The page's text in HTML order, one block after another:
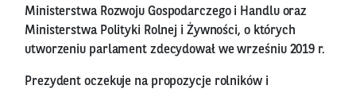
Ministerstwa Rozwoju Gospodarczego i Handlu oraz
Ministerstwa Polityki Rolnej i Żywności, o których
utworzeniu parlament zdecydował we wrześniu 2019 r.
Prezydent oczekuje na propozycje rolników i